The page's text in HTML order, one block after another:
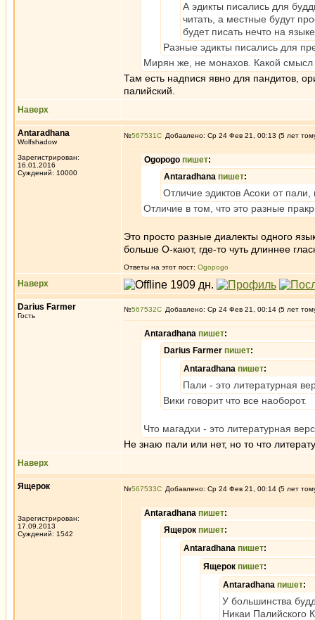
А эдикты писались для
читать, а местные будут
будет писать нечто на
Разные эдикты писались для
Мирян же, не монахов. Какой смысл
Там есть надпися явно для пандитов,
палийский.
Наверх
Antaradhana
Wolfshadow
Зарегистрирован:
16.01.2016
Суждений: 10000
№567531 Добавлено: Ср 24 Фев 21, 00:13 (5 лет
Ogopogo пишет:
Antaradhana пишет:
Отличие эдиктов Асоки от пали,
Отличие в том, что это разные
Это просто разные диалекты одного
больше О-кают, где-то чуть длиннее
Ответы на этот пост: Ogopogo
Наверх
Darius Farmer
Гость
№567532 Добавлено: Ср 24 Фев 21, 00:14 (5 лет
Antaradhana пишет:
Darius Farmer пишет:
Antaradhana пишет:
Пали - это литературная
Вики говорит что все наоборот.
Что магадхи - это литературная
Не знаю пали или нет, но то что
Наверх
Ящерок
Зарегистрирован:
17.09.2013
Суждений: 1542
№567533 Добавлено: Ср 24 Фев 21, 00:14 (5 лет
Antaradhana пишет:
Ящерок пишет:
Antaradhana пишет:
Ящерок пишет:
Antaradhana пишет:
У большинства
Никаи Палийского